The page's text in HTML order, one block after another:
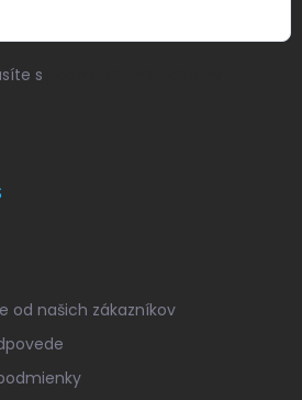
s
od našich zákazníkov